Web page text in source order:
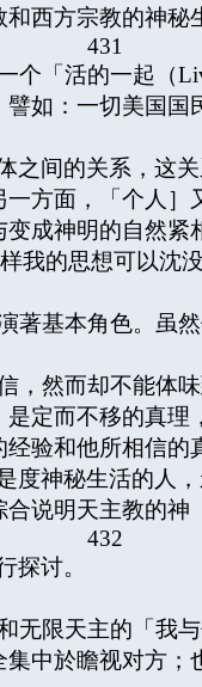
西方宗教的神秘
431
「活的一起（
如：一切美国
间的关系，这
方面，「个人
成神明的自然
我的思想可以
基本角色。虽
然而却不能体
定而不移的真理
验和他所相信的
度神秘生活的人
说明天主教的神
432
探讨。
限天主的「我
中於瞻视对方